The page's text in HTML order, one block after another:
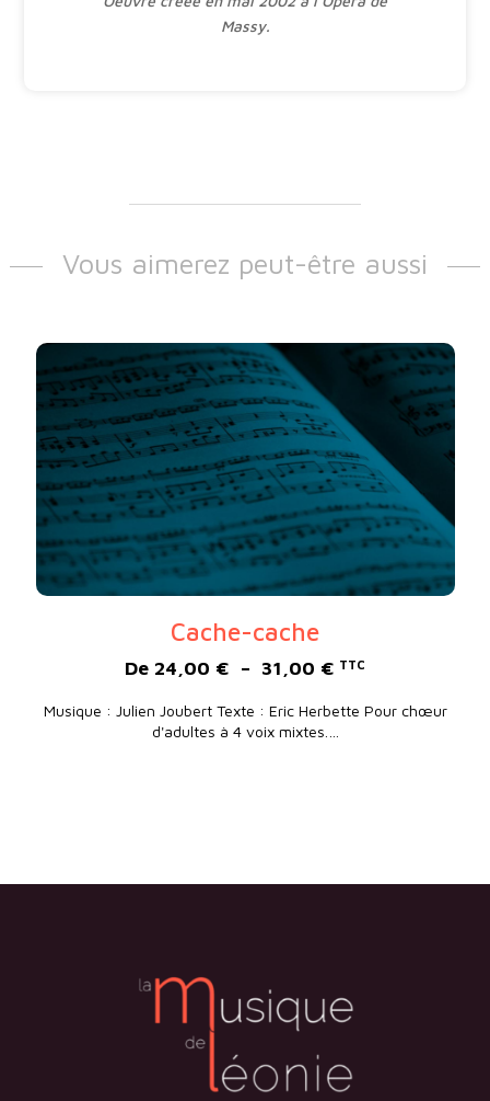
Massy.
Vous aimerez peut-être aussi
Cache-cache
De 24,00 € – 31,00 € Plage de prix :
TTC
Musique : Julien Joubert Texte : Eric Herbette Pour chœur
d'adultes à 4 voix mixtes.…